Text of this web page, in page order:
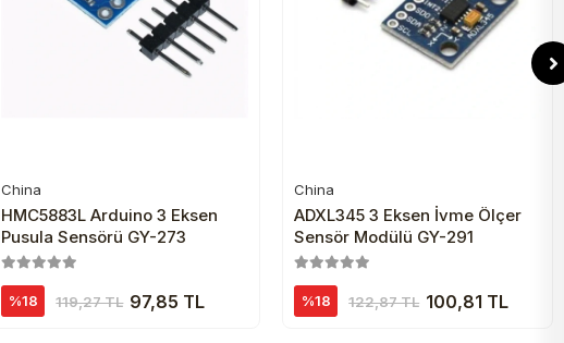
Sepete Ekle
China
HMC5883L Arduino 3 Eksen
Pusula Sensörü GY-273
%18 119,27 TL 97,85 TL
Sepete Ekle
China
ADXL345 3 Eksen İvme Ölçer
Sensör Modülü GY-291
%18 122,87 TL 100,81 TL